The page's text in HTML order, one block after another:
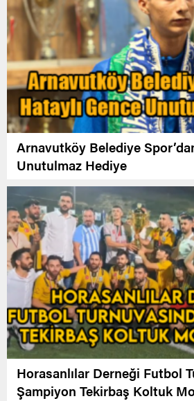
Arnavutköy Belediye
Unutulmaz Hediye
Horasanlılar Derneği Futbol
Şampiyon Tekirbaş Koltuk